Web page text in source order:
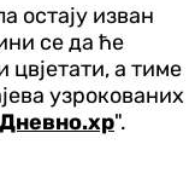
остају изван
се да ће
а тиме
узрокованих
Дневно.хр".